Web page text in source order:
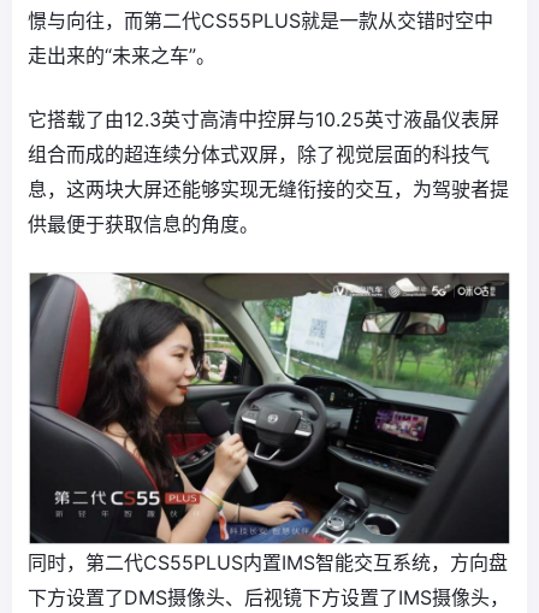
憬与向往，而第二代CS55PLUS就是一款从交错时空中
走出来的“未来之车”。
它搭载了由12.3英寸高清中控屏与10.25英寸液晶仪表屏
组合而成的超连续分体式双屏，除了视觉层面的科技气
息，这两块大屏还能够实现无缝衔接的交互，为驾驶者提
供最便于获取信息的角度。
同时，第二代CS55PLUS内置IMS智能交互系统，方向盘
下方设置了DMS摄像头、后视镜下方设置了IMS摄像头，